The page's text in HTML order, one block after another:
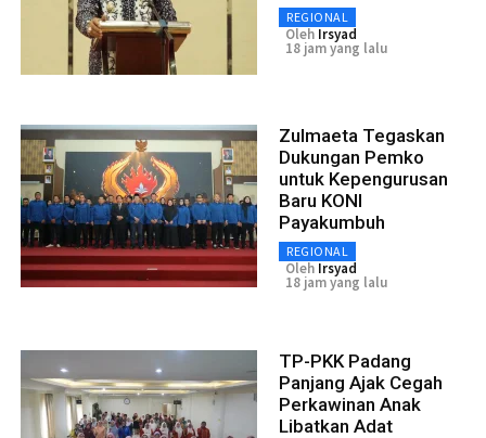
REGIONAL
Oleh Irsyad
18 jam yang lalu
Zulmaeta Tegaskan
Dukungan Pemko
untuk Kepengurusan
Baru KONI
Payakumbuh
REGIONAL
Oleh Irsyad
18 jam yang lalu
TP-PKK Padang
Panjang Ajak Cegah
Perkawinan Anak
Libatkan Adat